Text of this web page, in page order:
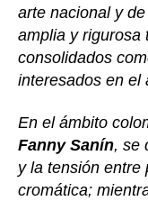
arte nacional y
amplia y rigurosa
consolidados
interesados en el
En el ámbito
Fanny Sanín, se
y la tensión entre
cromática;